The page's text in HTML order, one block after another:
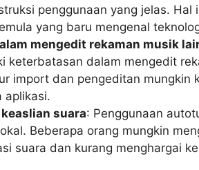
penggunaan yang jelas.
yang baru mengenal
mengedit rekaman musik
keterbatasan dalam mengedit
import dan pengeditan mungkin
aplikasi.
suara: Penggunaan
Beberapa orang mungkin
suara dan kurang menghargai